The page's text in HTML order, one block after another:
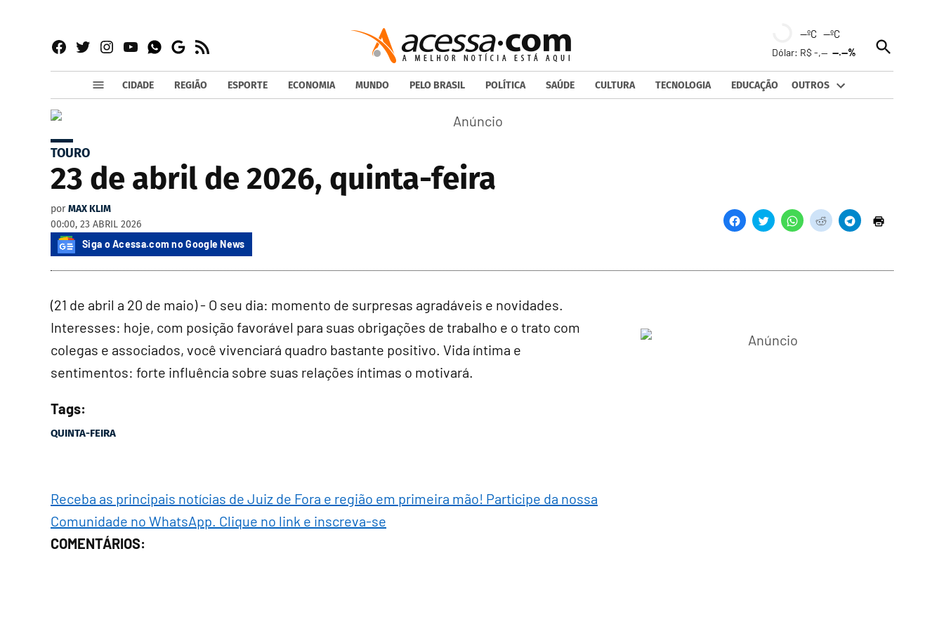
Facebook
TwitterInstagram
YouTubeWhatsapp
Google
News
RSS
--ºC --ºC
Dólar: R$ -,----.--%
Open
Search
CIDADE REGIÃO ESPORTE ECONOMIA MUNDO PELO BRASIL POLÍTICA SAÚDE CULTURA TECNOLOGIA EDUCAÇÃO OUTROS
TOURO
23 de abril de 2026, quinta-feira
por MAX KLIM
00:00, 23 ABRIL 2026
Siga o Acessa.com no Google News
(21 de abril a 20 de maio) - O seu dia: momento de surpresas agradáveis e novidades.
Interesses: hoje, com posição favorável para suas obrigações de trabalho e o trato com
colegas e associados, você vivenciará quadro bastante positivo. Vida íntima e
sentimentos: forte influência sobre suas relações íntimas o motivará.
Tags:
QUINTA-FEIRA
Receba as principais notícias de Juiz de Fora e região em primeira mão! Participe da nossa
Comunidade no WhatsApp. Clique no link e inscreva-se
COMENTÁRIOS: